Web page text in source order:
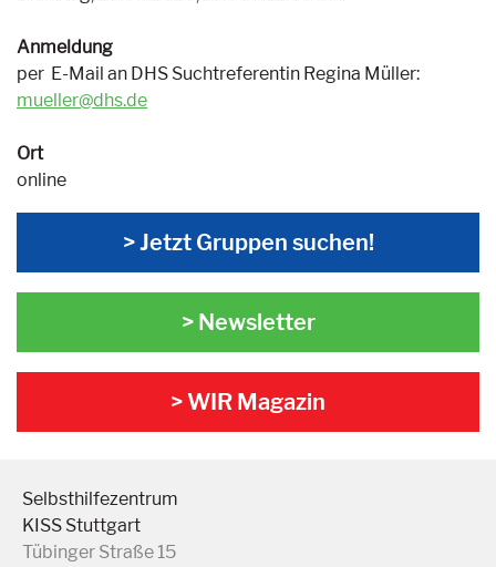
Anmeldung
per E-Mail an DHS Suchtreferentin Regina Müller:
mueller@dhs.de
Ort
online
> Jetzt Gruppen suchen!
> Newsletter
> WIR Magazin
Selbsthilfezentrum
KISS Stuttgart
Tübinger Straße 15